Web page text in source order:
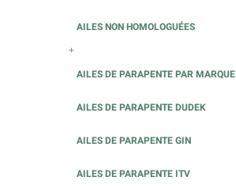
AILES NON HOMOLOGUÉES
+
AILES DE PARAPENTE PAR MARQUE
AILES DE PARAPENTE DUDEK
AILES DE PARAPENTE GIN
AILES DE PARAPENTE ITV